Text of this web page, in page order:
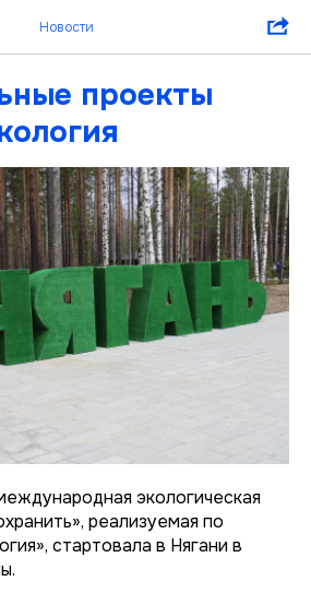
Новости
проекты
экологическая
реализуемая по
стартовала в Нягани в